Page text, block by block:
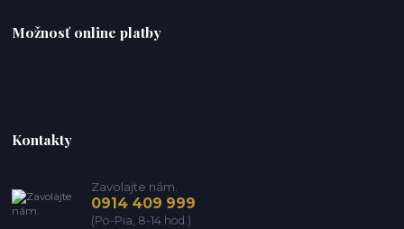
Možnosť online platby
Kontakty
Zavolajte nám.
0914 409 999
(Po-Pia, 8-14 hod.)